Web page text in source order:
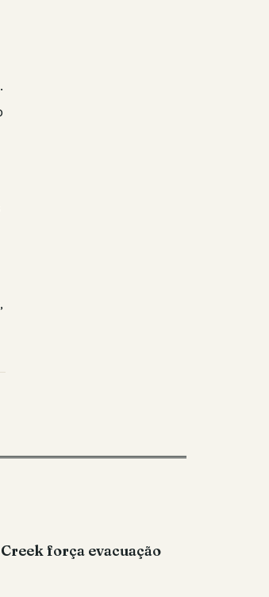
força evacuação